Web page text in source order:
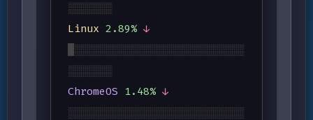
░░░░░░░
Linux 2.89% ↓
█░░░░░░░░░░░░░░░░░░░░░░░░░░░
░░░░░░░
ChromeOS 1.48% ↓
░░░░░░░░░░░░░░░░░░░░░░░░░░░░